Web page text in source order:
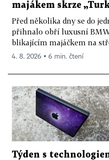
majákem skrze
Před několika dny se do
přihnalo obří luxusní
blikajícím majáčkem na
4. 8. 2026 ▪ 6 min. čtení
Týden s